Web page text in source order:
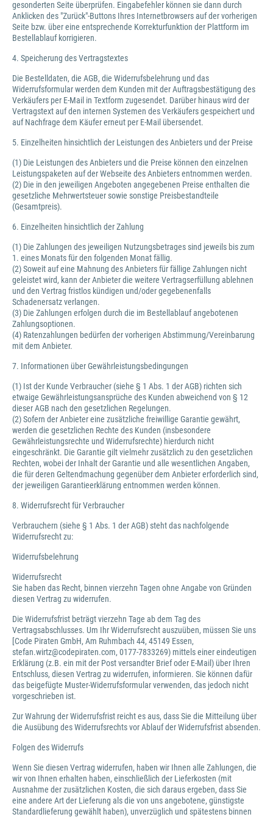
gesonderten Seite überprüfen. Eingabefehler können sie dann durch
Anklicken des "Zurück"-Buttons Ihres Internetbrowsers auf der vorherigen
Seite bzw. über eine entsprechende Korrekturfunktion der Plattform im
Bestellablauf korrigieren.
4. Speicherung des Vertragstextes
Die Bestelldaten, die AGB, die Widerrufsbelehrung und das
Widerrufsformular werden dem Kunden mit der Auftragsbestätigung des
Verkäufers per E-Mail in Textform zugesendet. Darüber hinaus wird der
Vertragstext auf den internen Systemen des Verkäufers gespeichert und
auf Nachfrage dem Käufer erneut per E-Mail übersendet.
5. Einzelheiten hinsichtlich der Leistungen des Anbieters und der Preise
(1) Die Leistungen des Anbieters und die Preise können den einzelnen
Leistungspaketen auf der Webseite des Anbieters entnommen werden.
(2) Die in den jeweiligen Angeboten angegebenen Preise enthalten die
gesetzliche Mehrwertsteuer sowie sonstige Preisbestandteile
(Gesamtpreis).
6. Einzelheiten hinsichtlich der Zahlung
(1) Die Zahlungen des jeweiligen Nutzungsbetrages sind jeweils bis zum
1. eines Monats für den folgenden Monat fällig.
(2) Soweit auf eine Mahnung des Anbieters für fällige Zahlungen nicht
geleistet wird, kann der Anbieter die weitere Vertragserfüllung ablehnen
und den Vertrag fristlos kündigen und/oder gegebenenfalls
Schadenersatz verlangen.
(3) Die Zahlungen erfolgen durch die im Bestellablauf angebotenen
Zahlungsoptionen.
(4) Ratenzahlungen bedürfen der vorherigen Abstimmung/Vereinbarung
mit dem Anbieter.
7. Informationen über Gewährleistungsbedingungen
(1) Ist der Kunde Verbraucher (siehe § 1 Abs. 1 der AGB) richten sich
etwaige Gewährleistungsansprüche des Kunden abweichend von § 12
dieser AGB nach den gesetzlichen Regelungen.
(2) Sofern der Anbieter eine zusätzliche freiwillige Garantie gewährt,
werden die gesetzlichen Rechte des Kunden (insbesondere
Gewährleistungsrechte und Widerrufsrechte) hierdurch nicht
eingeschränkt. Die Garantie gilt vielmehr zusätzlich zu den gesetzlichen
Rechten, wobei der Inhalt der Garantie und alle wesentlichen Angaben,
die für deren Geltendmachung gegenüber dem Anbieter erforderlich sind,
der jeweiligen Garantieerklärung entnommen werden können.
8. Widerrufsrecht für Verbraucher
Verbrauchern (siehe § 1 Abs. 1 der AGB) steht das nachfolgende
Widerrufsrecht zu:
Widerrufsbelehrung
Widerrufsrecht
Sie haben das Recht, binnen vierzehn Tagen ohne Angabe von Gründen
diesen Vertrag zu widerrufen.
Die Widerrufsfrist beträgt vierzehn Tage ab dem Tag des
Vertragsabschlusses. Um Ihr Widerrufsrecht auszuüben, müssen Sie uns
[Code Piraten GmbH, Am Ruhmbach 44, 45149 Essen,
stefan.wirtz@codepiraten.com, 0177-7833269) mittels einer eindeutigen
Erklärung (z.B. ein mit der Post versandter Brief oder E-Mail) über Ihren
Entschluss, diesen Vertrag zu widerrufen, informieren. Sie können dafür
das beigefügte Muster-Widerrufsformular verwenden, das jedoch nicht
vorgeschrieben ist.
Zur Wahrung der Widerrufsfrist reicht es aus, dass Sie die Mitteilung über
die Ausübung des Widerrufsrechts vor Ablauf der Widerrufsfrist absenden.
Folgen des Widerrufs
Wenn Sie diesen Vertrag widerrufen, haben wir Ihnen alle Zahlungen, die
wir von Ihnen erhalten haben, einschließlich der Lieferkosten (mit
Ausnahme der zusätzlichen Kosten, die sich daraus ergeben, dass Sie
eine andere Art der Lieferung als die von uns angebotene, günstigste
Standardlieferung gewählt haben), unverzüglich und spätestens binnen